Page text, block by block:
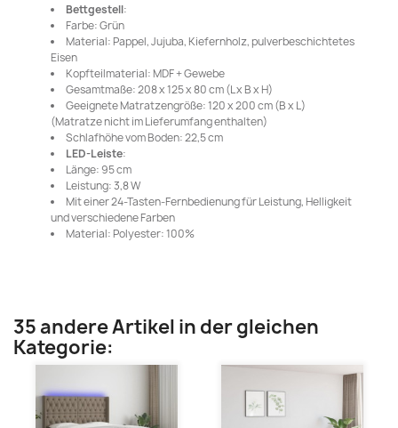
Bettgestell:
Farbe: Grün
Material: Pappel, Jujuba, Kiefernholz, pulverbeschichtetes
Eisen
Kopfteilmaterial: MDF + Gewebe
Gesamtmaße: 208 x 125 x 80 cm (L x B x H)
Geeignete Matratzengröße: 120 x 200 cm (B x L)
(Matratze nicht im Lieferumfang enthalten)
Schlafhöhe vom Boden: 22,5 cm
LED-Leiste:
Länge: 95 cm
Leistung: 3,8 W
Mit einer 24-Tasten-Fernbedienung für Leistung, Helligkeit
und verschiedene Farben
Material: Polyester: 100%
35 andere Artikel in der gleichen
Kategorie: